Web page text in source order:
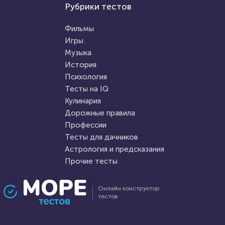
Пройти тест
18 февраля 2021 160824
Психология
Угадай логотип
26 января 2022
Проходили 2223 раза
Онлайн конструктор
тестов
Рубрики тестов
Фильмы
Игры
Музыка
История
Психология
Тесты на IQ
Кулинария
Дорожные правила
Профессии
Тесты для дачников
Астрология и предсказания
Прочие тесты